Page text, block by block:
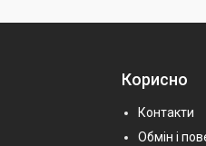
Корисно
Контакти
Обмін і